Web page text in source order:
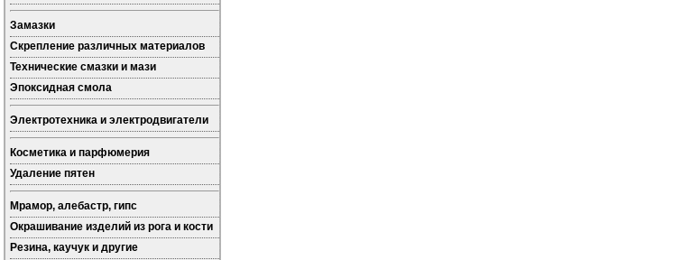
Замазки
Скрепление различных материалов
Технические смазки и мази
Эпоксидная смола
Электротехника и электродвигатели
Косметика и парфюмерия
Удаление пятен
Мрамор, алебастр, гипс
Окрашивание изделий из рога и кости
Резина, каучук и другие